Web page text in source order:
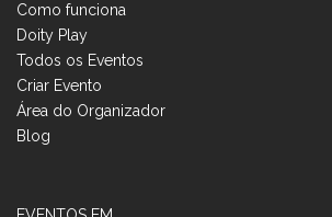
Como funciona
Doity Play
Todos os Eventos
Criar Evento
Área do Organizador
Blog